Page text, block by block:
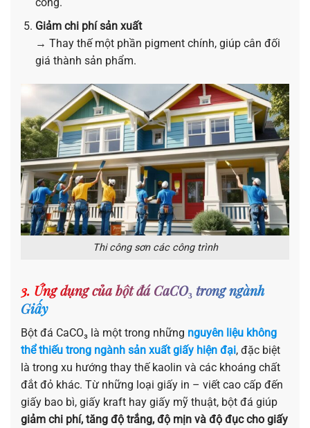
Giảm chi phí sản xuất
→ Thay thế một phần pigment chính, giúp cân đối
giá thành sản phẩm.
Thi công sơn các công trình
3. Ứng dụng của bột đá CaCO₃ trong ngành
Giấy
Bột đá CaCO₃ là một trong những nguyên liệu không
thể thiếu trong ngành sản xuất giấy hiện đại, đặc biệt
là trong xu hướng thay thế kaolin và các khoáng chất
đắt đỏ khác. Từ những loại giấy in – viết cao cấp đến
giấy bao bì, giấy kraft hay giấy mỹ thuật, bột đá giúp
giảm chi phí, tăng độ trắng, độ mịn và độ đục cho giấy